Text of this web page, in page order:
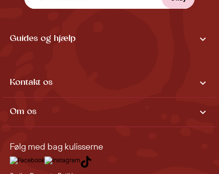
Guides og hjælp 
Kontakt os 
Om os 
Følg med bag kulisserne